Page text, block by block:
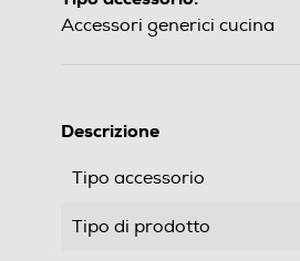
Accessori generici cucina
Descrizione
Tipo accessorio
Tipo di prodotto